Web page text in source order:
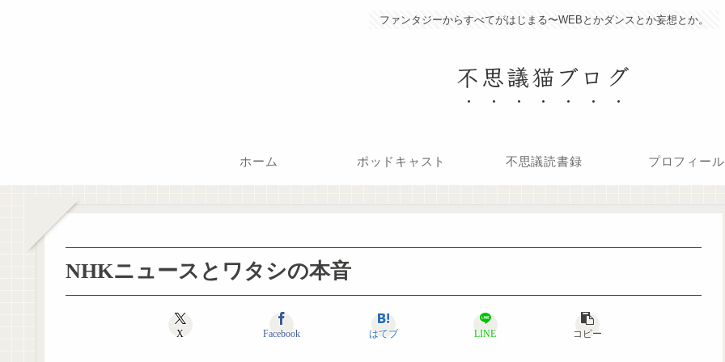
ファンタジーからすべてがはじまる〜WEBとかダンスとか妄想とか。
不思議猫ブログ
ホーム ポッドキャスト 不思議読書録 プロフィール
NHKニュースとワタシの本音
X Facebook はてブ LINE コピー